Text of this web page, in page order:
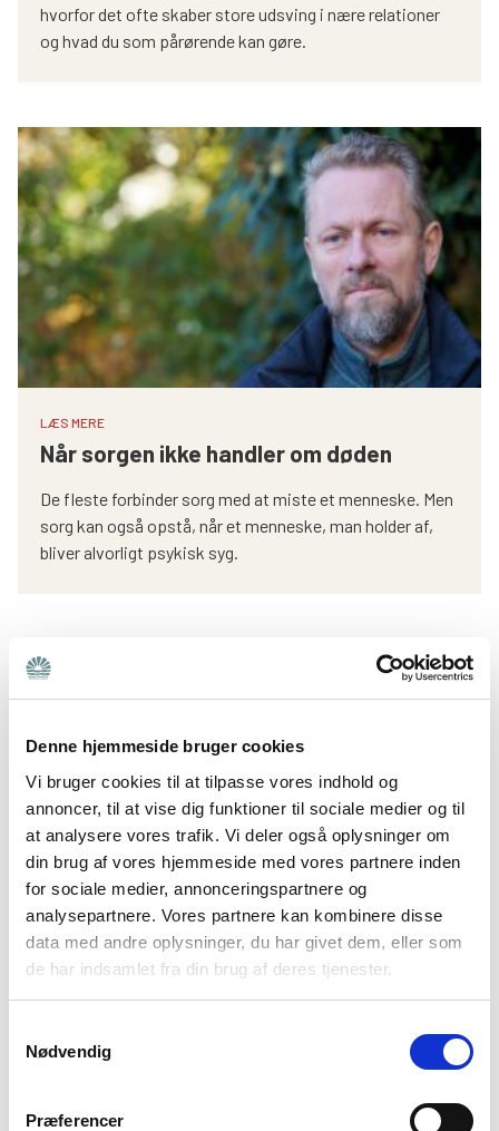
Denne hjemmeside bruger cookies
Vi bruger cookies til at tilpasse vores indhold og
annoncer, til at vise dig funktioner til sociale medier og til
at analysere vores trafik. Vi deler også oplysninger om
din brug af vores hjemmeside med vores partnere inden
for sociale medier, annonceringspartnere og
analysepartnere. Vores partnere kan kombinere disse
data med andre oplysninger, du har givet dem, eller som
de har indsamlet fra din brug af deres tjenester.
Nødvendig
Præferencer
hvorfor det ofte skaber store udsving i nære relationer
og hvad du som pårørende kan gøre.
LÆS MERE
Når sorgen ikke handler om døden
De fleste forbinder sorg med at miste et menneske. Men
sorg kan også opstå, når et menneske, man holder af,
bliver alvorligt psykisk syg.
har autisme og ADHD
dit barn med ADHD og autisme i hverdagen.